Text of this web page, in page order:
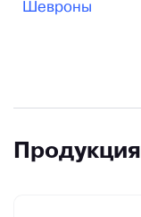
Шевроны
Продукция